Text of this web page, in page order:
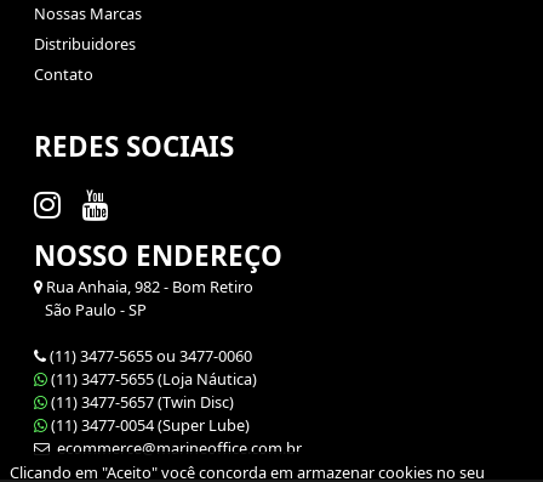
Nossas Marcas
Distribuidores
Contato
REDES SOCIAIS
NOSSO ENDEREÇO
Rua Anhaia, 982 - Bom Retiro
São Paulo - SP
(11) 3477-5655 ou 3477-0060
(11) 3477-5655 (Loja Náutica)
(11) 3477-5657 (Twin Disc)
(11) 3477-0054 (Super Lube)
ecommerce@marineoffice.com.br
Clicando em "Aceito" você concorda em armazenar cookies no seu